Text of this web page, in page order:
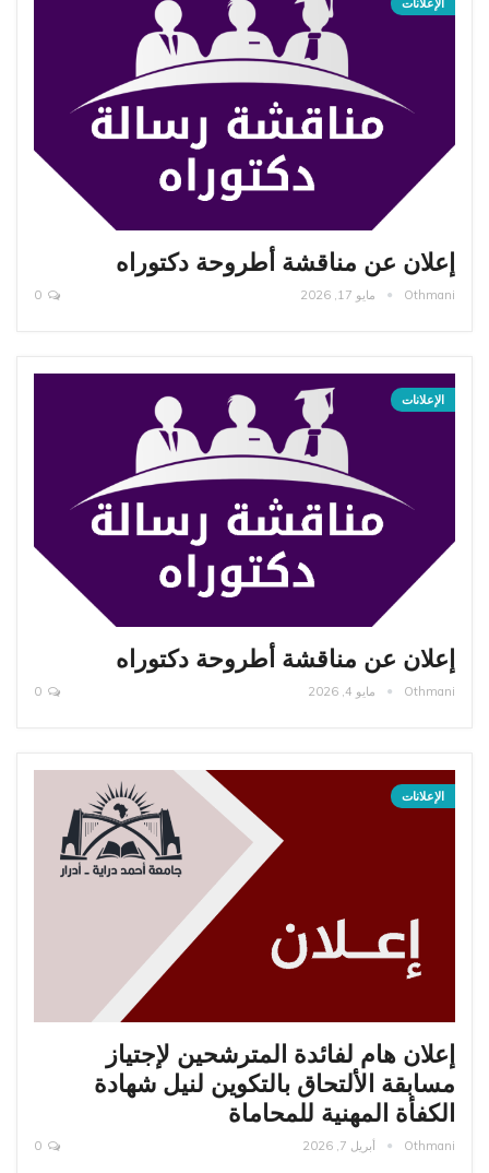
الإعلانات
إعلان عن مناقشة أطروحة دكتوراه
Othmani مايو 17, 2026
الإعلانات
إعلان عن مناقشة أطروحة دكتوراه
Othmani مايو 4, 2026
الإعلانات
إعلان هام لفائدة المترشحين لإجتياز
مسابقة الألتحاق بالتكوين لنيل شهادة
الكفأة المهنية للمحاماة
Othmani أبريل 7, 2026